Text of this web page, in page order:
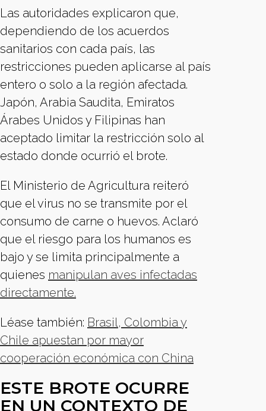
Las autoridades explicaron que,
dependiendo de los acuerdos
sanitarios con cada país, las
restricciones pueden aplicarse al país
entero o solo a la región afectada.
Japón, Arabia Saudita, Emiratos
Árabes Unidos y Filipinas han
aceptado limitar la restricción solo al
estado donde ocurrió el brote.
El Ministerio de Agricultura reiteró
que el virus no se transmite por el
consumo de carne o huevos. Aclaró
que el riesgo para los humanos es
bajo y se limita principalmente a
quienes manipulan aves infectadas
directamente.
Léase también: Brasil, Colombia y
Chile apuestan por mayor
cooperación económica con China
ESTE BROTE OCURRE
EN UN CONTEXTO DE